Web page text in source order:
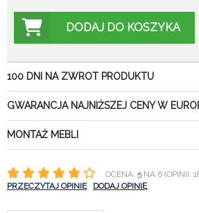
DODAJ DO KOSZYKA
100 DNI NA ZWROT PRODUKTU
GWARANCJA NAJNIŻSZEJ CENY W
MONTAŻ MEBLI
OCENA: 5NA 6 (OPINII:
PRZECZYTAJ OPINIE
DODAJ OPINIĘ